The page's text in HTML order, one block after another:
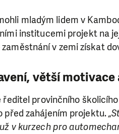
mladým lidem v
institucemi projekt na
v zemi získat
větší motivace
ředitel provinčního
před zahájením projektu.
v kurzech pro